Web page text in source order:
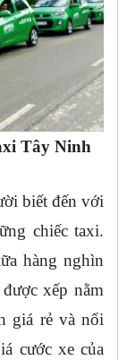
Tây Ninh
biết đến với
chiếc taxi.
hàng nghìn
xếp nằm
giá rẻ và nổi
cước xe của